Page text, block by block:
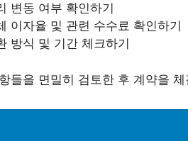
변동 여부 확인하기
이자율 및 관련 수수료 확인하기
방식 및 기간 체크하기
들을 면밀히 검토한 후 계약을